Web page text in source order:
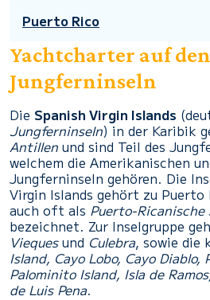
Puerto Rico
Yachtcharter auf
Jungferninseln
Die Spanish Virgin Islands
Jungferninseln) in der Karibik
Antillen und sind Teil des
welchem die Amerikanischen
Jungferninseln gehören. Die
Virgin Islands gehört zu Puerto
auch oft als Puerto-
bezeichnet. Zur Inselgruppe
Viequesund Culebra, sowie die
Island, Cayo Lobo, Cayo Diablo,
Palominito Island, Isla de
de Luis Pena.